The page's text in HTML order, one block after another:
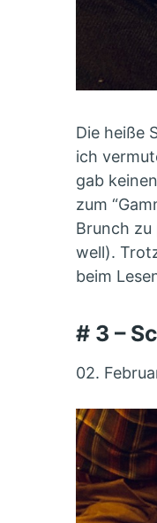
Die heiße
ich
gab
zum
Brunch
well).
beim
# 3 –
02.